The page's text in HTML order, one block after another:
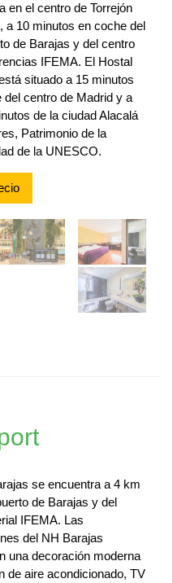
en el centro de Torrejón
a 10 minutos en coche del
de Barajas y del centro
IFEMA. El Hostal
situado a 15 minutos
del centro de Madrid y a
de la ciudad Alacalá
Patrimonio de la
de la UNESCO.
se encuentra a 4 km
de Barajas y del
IFEMA. Las
del NH Barajas
una decoración moderna
de aire acondicionado, TV